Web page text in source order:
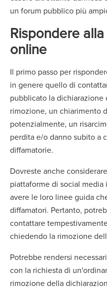
un forum pubblico più
Rispondere
online
Il primo passo per
in genere quello di
pubblicato la
rimozione, un chiarimento
potenzialmente, un
perdita e/o danno subito a
diffamatorie.
Dovreste anche
piattaforme di social
avere le loro linee guida
diffamatori. Pertanto,
contattare
chiedendo la rimozione
Potrebbe rendersi
con la richiesta di
rimozione della